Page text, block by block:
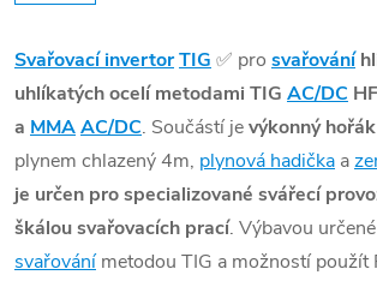
Svařovací invertorTIG ✅ pro svařování
uhlíkatých ocelí metodami TIG AC/DC
a MMAAC/DC. Součástí jevýkonný hořák
plynem chlazený 4m, plynová hadička a
je určen pro specializované svářecí
škálou svařovacích prací. Výbavou
svařovánímetodou TIG a možností použít